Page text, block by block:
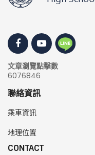
文章瀏覽點擊數
6076846
聯絡資訊
乘車資訊
地理位置
CONTACT